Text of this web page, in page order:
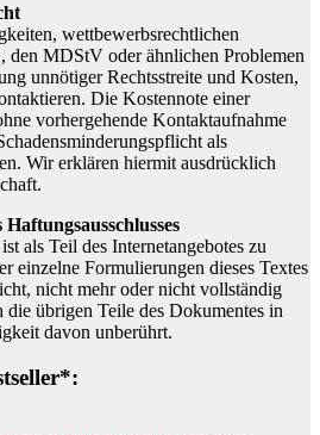
wettbewerbsrechtlichen
den MDStV oder ähnlichen Problemen
unnötiger Rechtsstreite und Kosten,
Die Kostennote einer
vorhergehende Kontaktaufnahme
als
Wir erklären hiermit ausdrücklich
als Teil des Internetangebotes zu
einzelne Formulierungen dieses Textes
nicht mehr oder nicht vollständig
die übrigen Teile des Dokumentes in
davon unberührt.